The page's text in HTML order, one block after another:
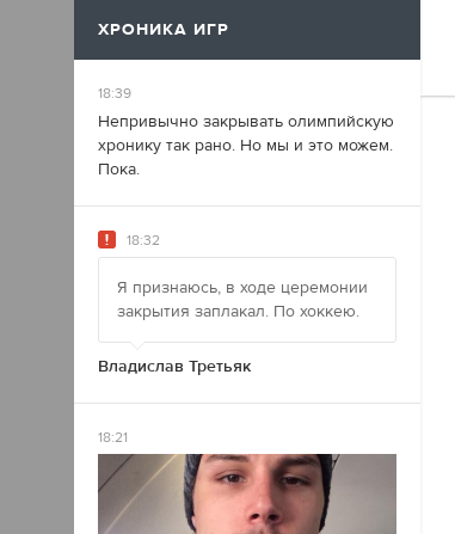
ХРОНИКА ИГР
18:39
Непривычно закрывать олимпийскую
хронику так рано. Но мы и это можем.
Пока.
18:32
Я признаюсь, в ходе церемонии
закрытия заплакал. По хоккею.
Владислав Третьяк
18:21